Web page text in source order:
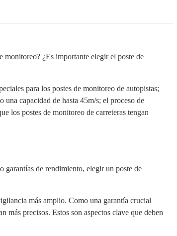
monitoreo? ¿Es importante elegir el poste de
para los postes de monitoreo de autopistas;
capacidad de hasta 45m/s; el proceso de
los postes de monitoreo de carreteras tengan
garantías de rendimiento, elegir un poste de
más amplio. Como una garantía crucial
más precisos. Estos son aspectos clave que deben